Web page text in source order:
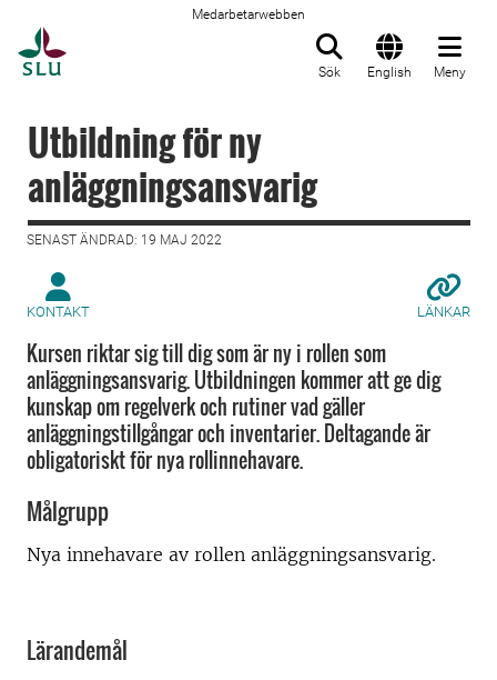
Medarbetarwebben
Sök English Meny
Utbildning för ny
anläggningsansvarig
SENAST ÄNDRAD: 19 MAJ 2022
KONTAKT LÄNKAR
Kursen riktar sig till dig som är ny i rollen som
anläggningsansvarig. Utbildningen kommer att ge dig
kunskap om regelverk och rutiner vad gäller
anläggningstillgångar och inventarier. Deltagande är
obligatoriskt för nya rollinnehavare.
Målgrupp
Nya innehavare av rollen anläggningsansvarig.
Lärandemål